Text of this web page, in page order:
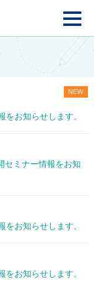
定非営利活動
お知らせします。
NEW
セミナー情報をお知
お知らせします。
お知らせします。